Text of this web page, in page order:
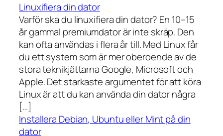
Linuxifiera din dator
Varför ska du linuxifiera din dator? En 10–15
år gammal premiumdator är inte skräp. Den
kan ofta användas i flera år till. Med Linux får
du ett system som är mer oberoende av de
stora teknikjättarna Google, Microsoft och
Apple. Det starkaste argumentet för att köra
Linux är att du kan använda din dator några
[…]
Installera Debian, Ubuntu eller Mint på din
dator